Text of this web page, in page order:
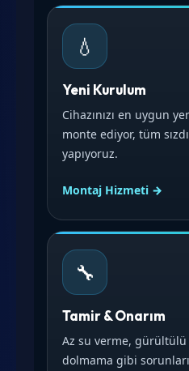
💧
Yeni Kurulum
Cihazınızı en uygun
monte ediyor, tüm
yapıyoruz.
Montaj Hizmeti →
🔧
Tamir & Onarım
Az su verme, gürültülü
dolmama gibi